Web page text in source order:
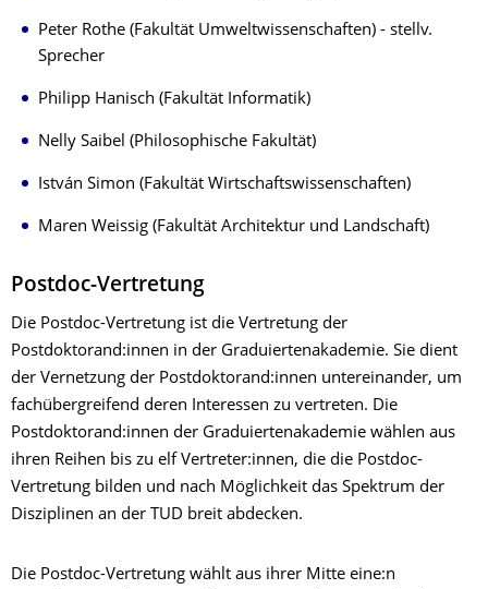
Peter Rothe (Fakultät Umweltwissenschaften) - stellv.
Sprecher
Philipp Hanisch (Fakultät Informatik)
Nelly Saibel (Philosophische Fakultät)
István Simon (Fakultät Wirtschaftswissenschaften)
Maren Weissig (Fakultät Architektur und Landschaft)
Postdoc-Vertretung
Die Postdoc-Vertretung ist die Vertretung der
Postdoktorand:innen in der Graduiertenakademie. Sie dient
der Vernetzung der Postdoktorand:innen untereinander, um
fachübergreifend deren Interessen zu vertreten. Die
Postdoktorand:innen der Graduiertenakademie wählen aus
ihren Reihen bis zu elf Vertreter:innen, die die Postdoc-
Vertretung bilden und nach Möglichkeit das Spektrum der
Disziplinen an der TUD breit abdecken.
Die Postdoc-Vertretung wählt aus ihrer Mitte eine:n